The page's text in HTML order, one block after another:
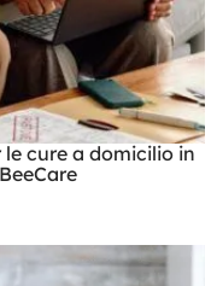
cure a domicilio in